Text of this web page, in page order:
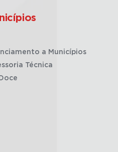
a Municípios
Técnica